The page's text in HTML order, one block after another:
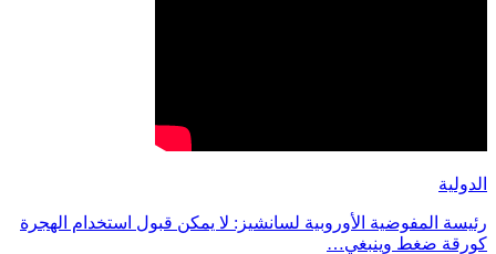
الدولية
رئيسة المفوضية الأوروبية لسانشيز: لا يمكن قبول استخدام الهجرة
كورقة ضغط وينبغي…